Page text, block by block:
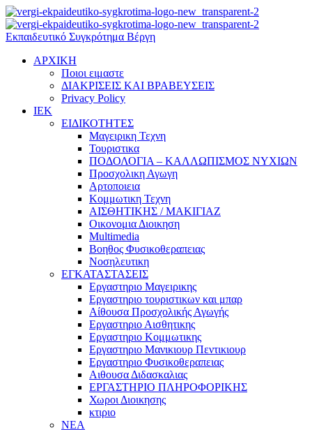
Εκπαιδευτικό Συγκρότημα Βέργη
ΑΡΧΙΚΗ
Ποιοι ειμαστε
ΔΙΑΚΡΙΣΕΙΣ ΚΑΙ ΒΡΑΒΕΥΣΕΙΣ
Privacy Policy
ΙΕΚ
ΕΙΔΙΚΟΤΗΤΕΣ
Μαγειρικη Τεχνη
Τουριστικα
ΠΟΔΟΛΟΓΙΑ – ΚΑΛΛΩΠΙΣΜΟΣ ΝΥΧΙΩΝ
Προσχολικη Αγωγη
Αρτοποιεια
Κομμωτικη Τεχνη
ΑΙΣΘΗΤΙΚΗΣ / ΜΑΚΙΓΙΑΖ
Οικονομια Διοικηση
Multimedia
Βοηθος Φυσικοθεραπειας
Νοσηλευτικη
ΕΓΚΑΤΑΣΤΑΣΕΙΣ
Εργαστηριο Μαγειρικης
Εργαστηριο τουριστικων και μπαρ
Αίθουσα Προσχολικής Αγωγής
Εργαστηριο Αισθητικης
Εργαστηριο Κομμωτικης
Εργαστηριο Μανικιουρ Πεντικιουρ
Εργαστηριο Φυσικοθεραπειας
Αιθουσα Διδασκαλιας
ΕΡΓΑΣΤΗΡΙΟ ΠΛΗΡΟΦΟΡΙΚΗΣ
Χωροι Διοικησης
κτιριο
ΝΕΑ